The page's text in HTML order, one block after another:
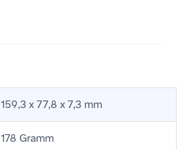
159,3 x 77,8 x 7,3 mm
178 Gramm